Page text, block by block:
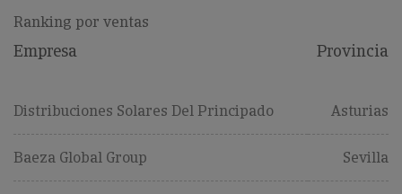
Ranking por ventas
Empresa Provincia
Distribuciones Solares Del Principado Asturias
Baeza Global Group Sevilla